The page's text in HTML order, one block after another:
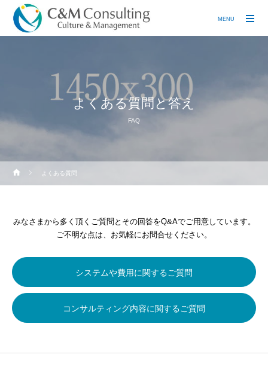
よくある質問と答え
FAQ
よくある質問
みなさまから多く頂くご質問とその回答をQ&Aでご用意しています。
ご不明な点は、お気軽にお問合せください。
システムや費用に関するご質問
コンサルティング内容に関するご質問
MENU